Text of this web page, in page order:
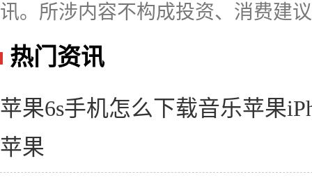
讯。所涉内容不构成投资、消费建
热门资讯
苹果6s手机怎么下载音乐苹果
苹果